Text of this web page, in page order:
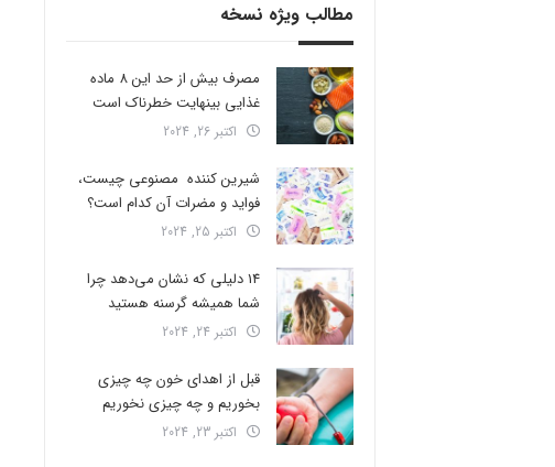
مطالب ویژه نسخه
مصرف بیش از حد این 8 ماده
غذایی بینهایت خطرناک است
اکتبر 26, 2024
شیرین کننده مصنوعی چیست،
فواید و مضرات آن کدام است؟
اکتبر 25, 2024
14 دلیلی که نشان می‌دهد چرا
شما همیشه گرسنه هستید
اکتبر 24, 2024
قبل از اهدای خون چه چیزی
بخوریم و چه چیزی نخوریم
اکتبر 23, 2024